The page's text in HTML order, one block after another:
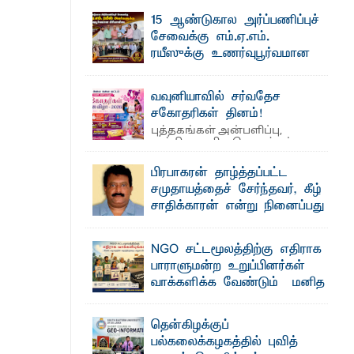
நீண்டகால தேவைக்கு தீர்வு காண
உபவேந்தர் வலியுறுத்தல்
அருட்பணி லூக்ஜோன்
பறிமுதல்
நவீன தொழில்நுட்பமும்
யானைகள்
தங்கப்பதக்கங்கள்,
தெ ன்கிழக்குப் பல்கலைக்கழகத்தின் கலை
மற்றும் கலாசாரப் பீடத்தின் கல்வி மற்றும்
நிர்வாக வளர்ச்சியில் ...
15 ஆண்டுகால அர்ப்பணிப்புச்
சேவைக்கு எம்.ஏ.எம்.
ரயீஸுக்கு உணர்வுபூர்வமான
தெ ன்கிழக்குப் பல்கலைக்கழகத்தின்
நிர்வாக பிரிவிலும் பிரயோக விஞ்ஞான
பீடத்திலும் 15 ஆண்டுகள் ...
வவுனியாவில் சர்வதேச
சகோதரிகள் தினம்!
புத்தகங்கள் அன்பளிப்பு,
அத்தியாவசிய பொருட்கள்
வழங்கல், கவியரங்கம் மற்றும் கலை
நிகழ்ச்சிகளுடன் ...பிரபாகரன் தாழ்த்தப்பட்ட
சமுதாயத்தைச் சேர்ந்தவர், கீழ்
சாதிக்காரன் என்று நினைப்பது
விடுதலைப் புலிகளின் தலைவர் பிரபாகரன்
அவர்கள் வெள்ளாளரல்லாதவர் என்பதால்
அவர் தாழ்த்தப்பட்ட ...
NGO சட்டமூலத்திற்கு எதிராக
பாராளுமன்ற உறுப்பினர்கள்
வாக்களிக்க வேண்டும் – மனித
அருட்பணி லூக்ஜோன் வேண்டுகோள்
ஜே. எப். காமிலா பேகம்- இ லங்கை
அரசாங்கம் அரசுசாரா அமைப்புகள் (NGO)
தென்கிழக்குப்
பல்கலைக்கழகத்தில் புவித்